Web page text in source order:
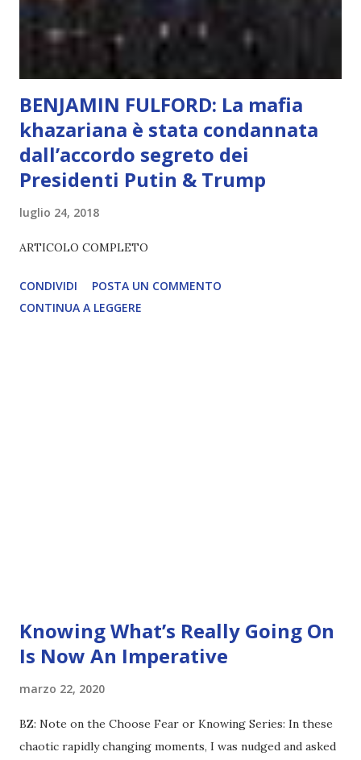
2035), emergeranno situazioni che renderanno la differenza
lampante: L’IA sarà in gr...
BENJAMIN FULFORD: La mafia
khazariana è stata condannata
dall’accordo segreto dei
Presidenti Putin & Trump
luglio 24, 2018
ARTICOLO COMPLETO
CONDIVIDI
POSTA UN COMMENTO
CONTINUA A LEGGERE
Knowing What’s Really Going On
Is Now An Imperative
marzo 22, 2020
BZ: Note on the Choose Fear or Knowing Series: In these
chaotic rapidly changing moments, I was nudged and asked